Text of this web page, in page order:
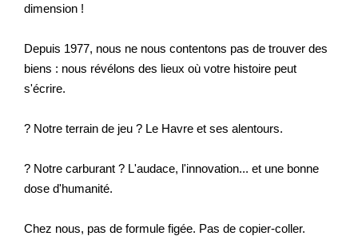
dimension !
Depuis 1977, nous ne nous contentons pas de trouver des
biens : nous révélons des lieux où votre histoire peut
s'écrire.
? Notre terrain de jeu ? Le Havre et ses alentours.
? Notre carburant ? L'audace, l'innovation... et une bonne
dose d'humanité.
Chez nous, pas de formule figée. Pas de copier-coller.